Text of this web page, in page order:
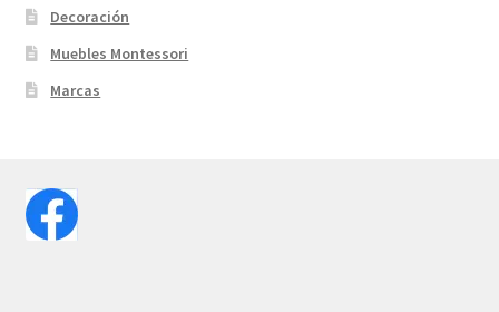
Decoración
Muebles Montessori
Marcas